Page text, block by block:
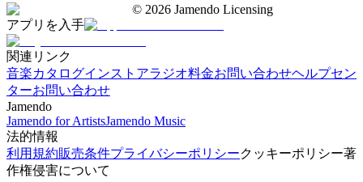
© 2026 Jamendo Licensing
アプリを入手
関連リンク
音楽カタログインストアラジオ料金お問い合わせヘルプセン
ターお問い合わせ
Jamendo
Jamendo for ArtistsJamendo Music
法的情報
利用規約販売条件プライバシーポリシークッキーポリシー著
作権侵害について